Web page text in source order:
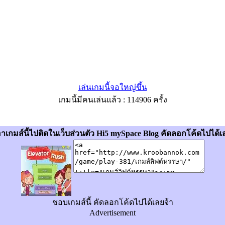
เล่นเกมนี้จอใหญ่ขึ้น
เกมนี้มีคนเล่นแล้ว : 114906 ครั้ง
าเกมส์นี้ไปติดในเว็บส่วนตัว Hi5 mySpace Blog คัดลอกโค้ดไปได้เ
ชอบเกมส์นี้ คัดลอกโค้ดไปได้เลยจ้า
Advertisement